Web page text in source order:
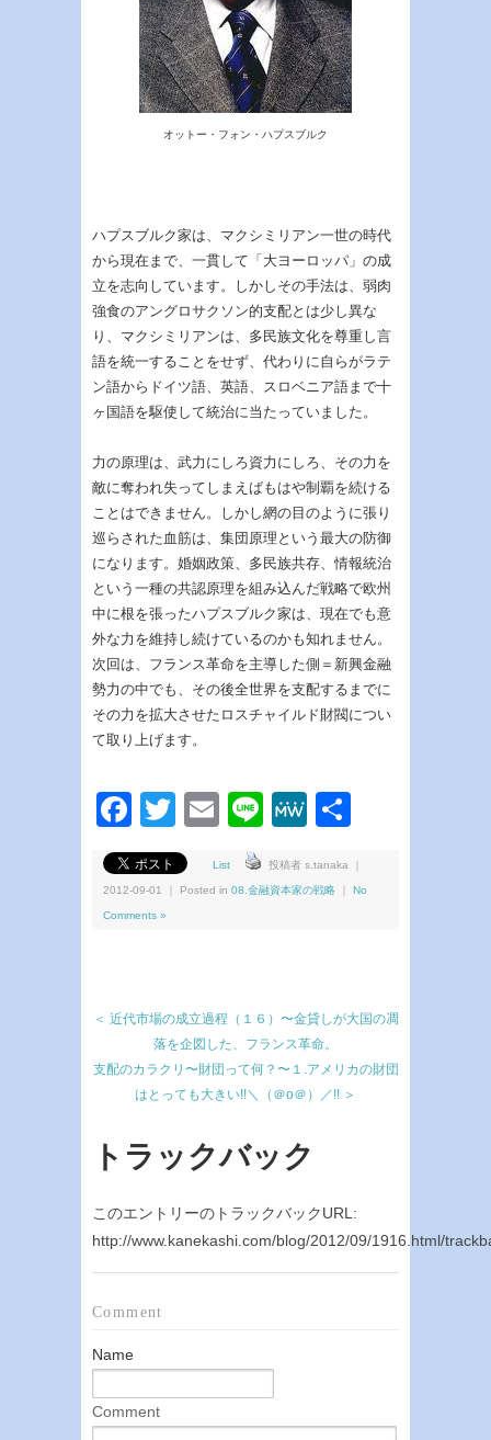
オットー・フォン・ハプスブルク
ハプスブルク家は、マクシミリアン一世の時代
から現在まで、一貫して「大ヨーロッパ」の成
立を志向しています。しかしその手法は、弱肉
強食のアングロサクソン的支配とは少し異な
り、マクシミリアンは、多民族文化を尊重し言
語を統一することをせず、代わりに自らがラテ
ン語からドイツ語、英語、スロベニア語まで十
ヶ国語を駆使して統治に当たっていました。
力の原理は、武力にしろ資力にしろ、その力を
敵に奪われ失ってしまえばもはや制覇を続ける
ことはできません。しかし網の目のように張り
巡らされた血筋は、集団原理という最大の防御
になります。婚姻政策、多民族共存、情報統治
という一種の共認原理を組み込んだ戦略で欧州
中に根を張ったハプスブルク家は、現在でも意
外な力を維持し続けているのかも知れません。
次回は、フランス革命を主導した側＝新興金融
勢力の中でも、その後全世界を支配するまでに
その力を拡大させたロスチャイルド財閥につい
て取り上げます。
Facebook
Twitter
EmailLineMeWe
List 投稿者 s.tanaka ｜
2012-09-01 ｜ Posted in 08.金融資本家の戦略 No
Comments »
＜ 近代市場の成立過程（１６）〜金貸しが大国の凋
落を企図した、フランス革命。
支配のカラクリ〜財団って何？〜１.アメリカの財団
はとっても大きい!!＼（＠o＠）／!! ＞
トラックバック
このエントリーのトラックバックURL:
http://www.kanekashi.com/blog/2012/09/1916.html/
Comment
Name
Comment